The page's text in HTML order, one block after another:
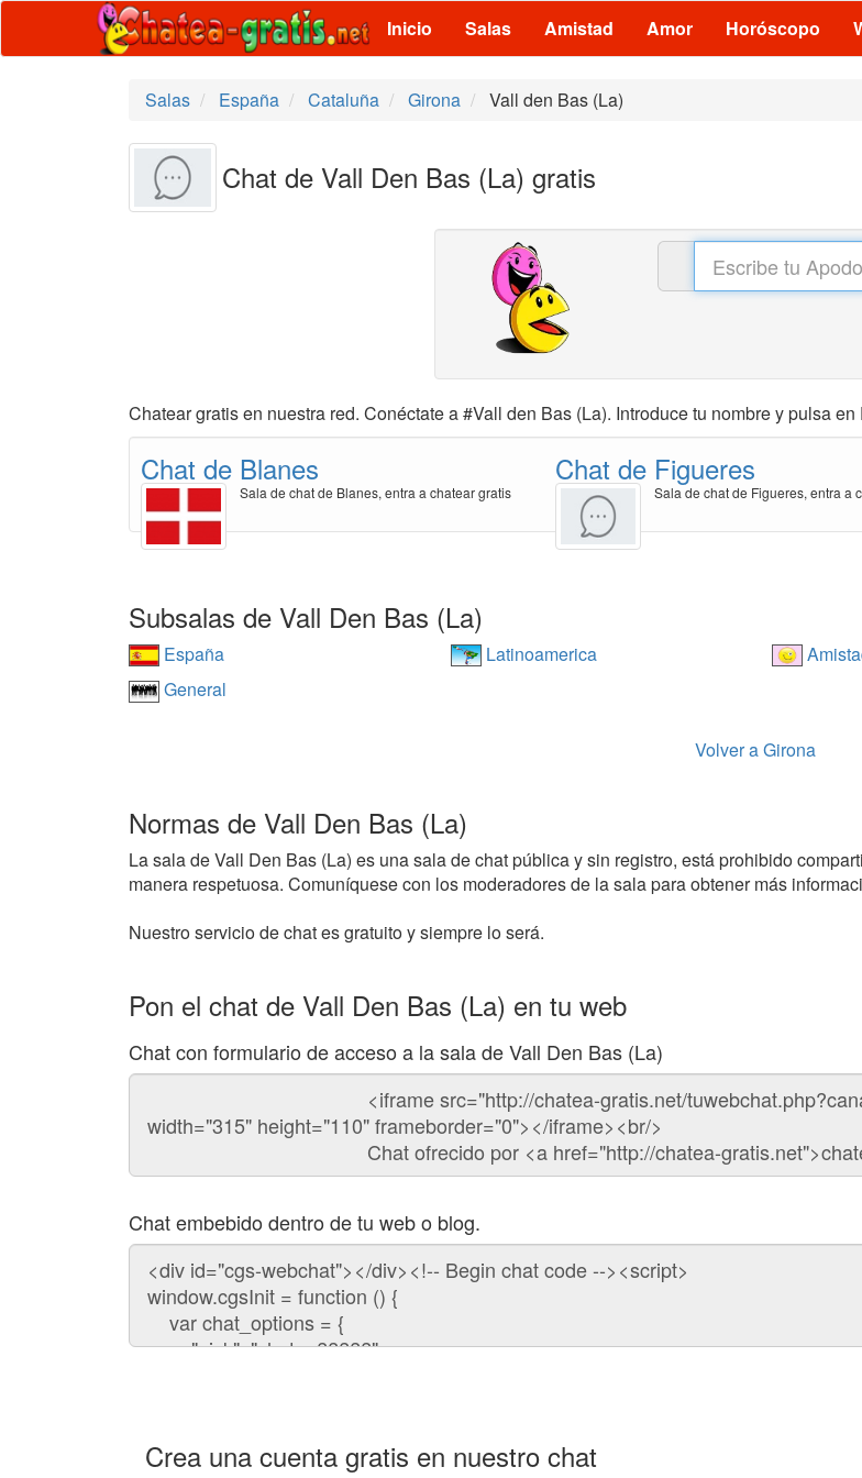
Inicio Salas Amistad Amor Horóscopo
Salas España Cataluña Girona Vall den Bas (La)
Chat de Vall Den Bas (La) gratis
Chatear gratis en nuestra red. Conéctate a #Vall den Bas (La). Introduce tu nombre y pulsa
Chat de Blanes
Sala de chat de Blanes, entra a chatear gratis
Chat de Figueres
Sala de chat de Figueres, entra a
Subsalas de Vall Den Bas (La)
España Latinoamerica
General
Volver a Girona
Normas de Vall Den Bas (La)
La sala de Vall Den Bas (La) es una sala de chat pública y sin registro, está prohibido
manera respetuosa. Comuníquese con los moderadores de la sala para obtener más
Nuestro servicio de chat es gratuito y siempre lo será.
Pon el chat de Vall Den Bas (La) en tu web
Chat con formulario de acceso a la sala de Vall Den Bas (La)
Código
chat
Chat embebido dentro de tu web o blog.
Código
para
embeber
chat
Crea una cuenta gratis en nuestro chat